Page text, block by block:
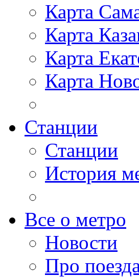
Карта
Карта
Карта
Карта
Станции
Станции
История
Все о метро
Новости
Про